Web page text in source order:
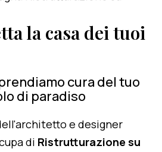
la casa dei tuoi
cura del tuo
di paradiso
e designer
di Ristrutturazione su